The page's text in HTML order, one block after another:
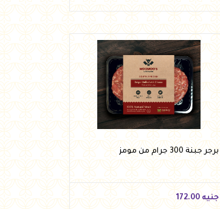
جنيه 207.50
أضف للسلة
برجر جبنة 300 جرام من مومز
جنيه 172.00